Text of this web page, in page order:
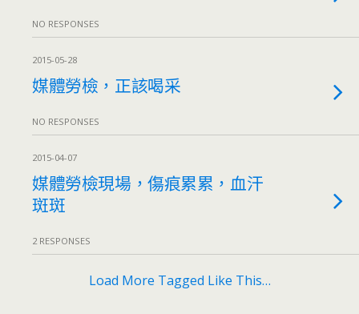
NO RESPONSES
2015-05-28
媒體勞檢，正該喝采
NO RESPONSES
2015-04-07
媒體勞檢現場，傷痕累累，血汗
斑斑
2 RESPONSES
Load More Tagged Like This…